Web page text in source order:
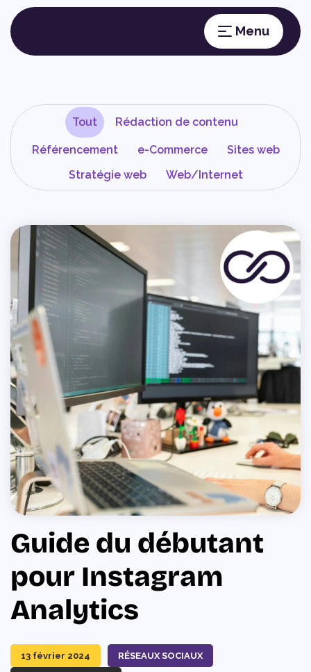
Tout Rédaction de contenu
Référencement e-Commerce
Sites web
Stratégie web
Web/Internet
Guide du débutant
pour Instagram
Analytics
RÉSEAUX SOCIAUX
13 février 2024